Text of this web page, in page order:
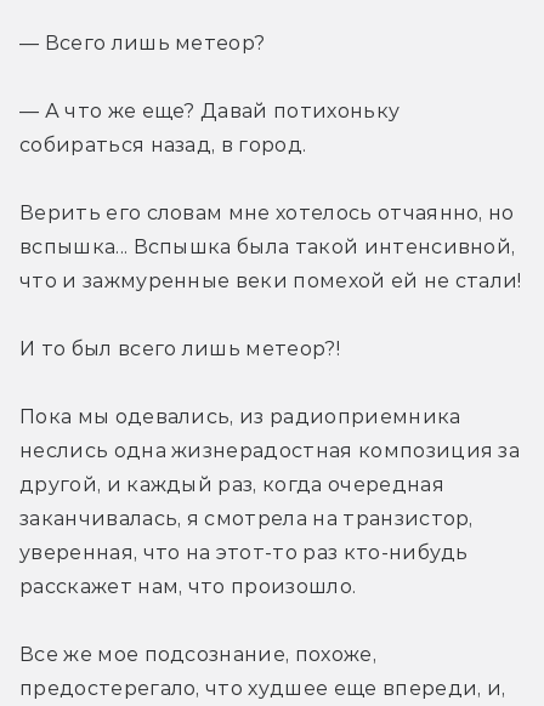
— Всего лишь метеор?
— А что же еще? Давай потихоньку
собираться назад, в город.
Верить его словам мне хотелось отчаянно, но
вспышка... Вспышка была такой интенсивной,
что и зажмуренные веки помехой ей не стали!
И то был всего лишь метеор?!
Пока мы одевались, из радиоприемника
неслись одна жизнерадостная композиция за
другой, и каждый раз, когда очередная
заканчивалась, я смотрела на транзистор,
уверенная, что на этот-то раз кто-нибудь
расскажет нам, что произошло.
Все же мое подсознание, похоже,
предостерегало, что худшее еще впереди, и,